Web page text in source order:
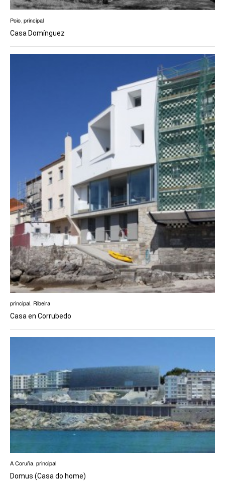
Poio principal
Casa Domínguez
principal Ribeira
Casa en Corrubedo
A Coruña principal
Domus (Casa do home)